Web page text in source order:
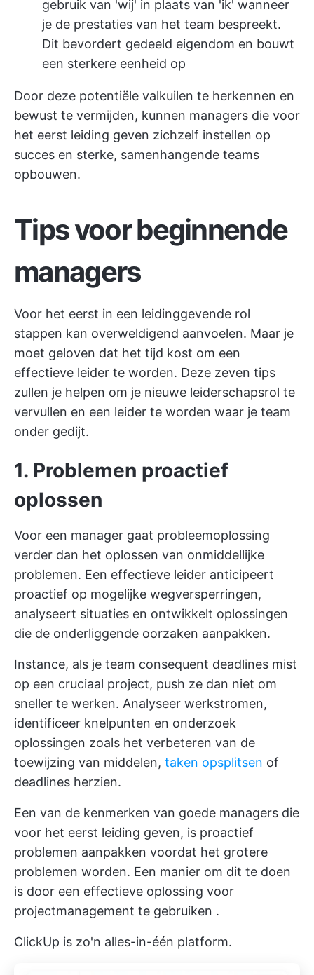
gebruik van 'wij' in plaats van 'ik' wanneer
je de prestaties van het team bespreekt.
Dit bevordert gedeeld eigendom en bouwt
een sterkere eenheid op
Door deze potentiële valkuilen te herkennen en
bewust te vermijden, kunnen managers die voor
het eerst leiding geven zichzelf instellen op
succes en sterke, samenhangende teams
opbouwen.
Tips voor beginnende
managers
Voor het eerst in een leidinggevende rol
stappen kan overweldigend aanvoelen. Maar je
moet geloven dat het tijd kost om een
effectieve leider te worden. Deze zeven tips
zullen je helpen om je nieuwe leiderschapsrol te
vervullen en een leider te worden waar je team
onder gedijt.
1. Problemen proactief
oplossen
Voor een manager gaat probleemoplossing
verder dan het oplossen van onmiddellijke
problemen. Een effectieve leider anticipeert
proactief op mogelijke wegversperringen,
analyseert situaties en ontwikkelt oplossingen
die de onderliggende oorzaken aanpakken.
Instance, als je team consequent deadlines mist
op een cruciaal project, push ze dan niet om
sneller te werken. Analyseer werkstromen,
identificeer knelpunten en onderzoek
oplossingen zoals het verbeteren van de
toewijzing van middelen, taken opsplitsen of
deadlines herzien.
Een van de kenmerken van goede managers die
voor het eerst leiding geven, is proactief
problemen aanpakken voordat het grotere
problemen worden. Een manier om dit te doen
is door een effectieve oplossing voor
projectmanagement te gebruiken .
ClickUp is zo'n alles-in-één platform.